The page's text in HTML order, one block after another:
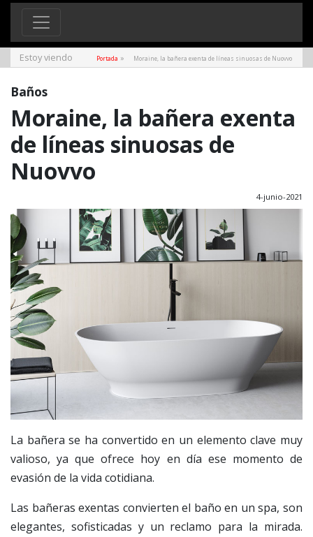
Estoy viendo Portada » Moraine, la bañera exenta de líneas sinuosas de Nuovvo
Baños
Moraine, la bañera exenta
de líneas sinuosas de
Nuovvo
4-junio-2021
La bañera se ha convertido en un elemento clave muy
valioso, ya que ofrece hoy en día ese momento de
evasión de la vida cotidiana.
Las bañeras exentas convierten el baño en un spa, son
elegantes, sofisticadas y un reclamo para la mirada.